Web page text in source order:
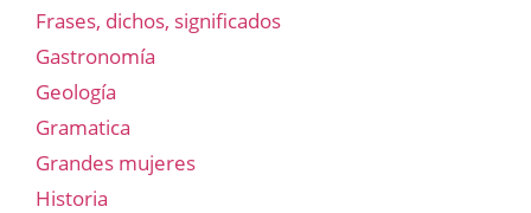
Frases, dichos, significados
Gastronomía
Geología
Gramatica
Grandes mujeres
Historia